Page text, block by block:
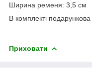
Ширина ременя: 3,5 см
В комплекті
Приховати